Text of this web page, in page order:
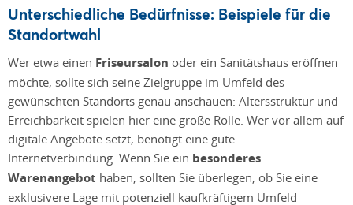
Unterschiedliche Bedürfnisse: Beispiele für die
Standortwahl
Wer etwa einen Friseursalon oder ein Sanitätshaus eröffnen
möchte, sollte sich seine Zielgruppe im Umfeld des
gewünschten Standorts genau anschauen: Altersstruktur und
Erreichbarkeit spielen hier eine große Rolle. Wer vor allem auf
digitale Angebote setzt, benötigt eine gute
Internetverbindung. Wenn Sie ein besonderes
Warenangebot haben, sollten Sie überlegen, ob Sie eine
exklusivere Lage mit potenziell kaufkräftigem Umfeld